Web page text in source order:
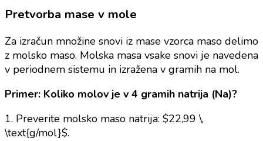
Pretvorba mase v mole
Za izračun množine snovi iz mase vzorca maso delimo
z molsko maso. Molska masa vsake snovi je navedena
v periodnem sistemu in izražena v gramih na mol.
Primer: Koliko molov je v 4 gramih natrija (Na)?
1. Preverite molsko maso natrija: $22,99 \,
\text{g/mol}$.